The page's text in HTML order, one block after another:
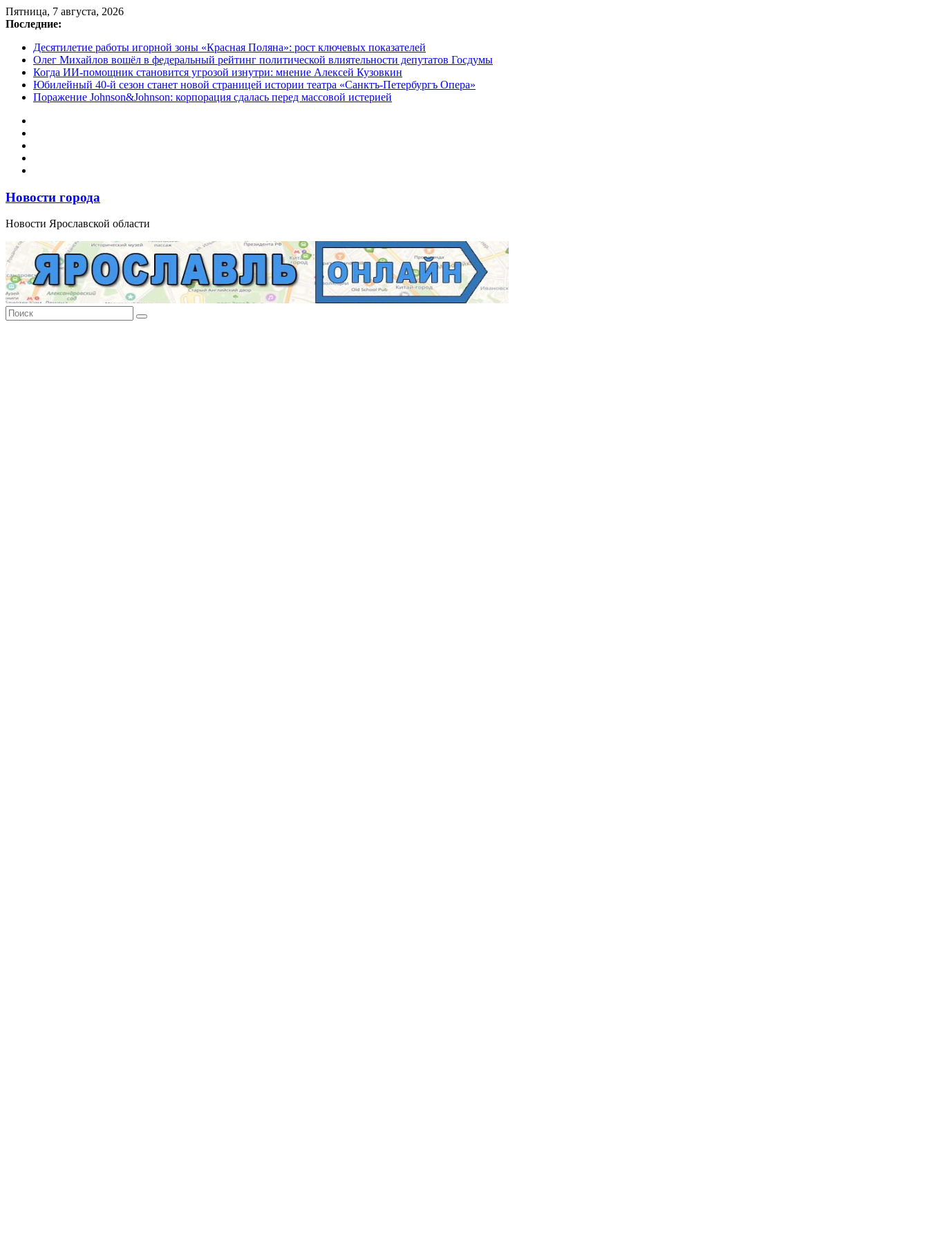
Перейти
к
Пятница, 7 августа, 2026
Последние:
Десятилетие работы игорной зоны «Красная Поляна»: рост ключевых показателей
Олег Михайлов вошёл в федеральный рейтинг политической влиятельности депутатов Госдумы
Когда ИИ-помощник становится угрозой изнутри: мнение Алексей Кузовкин
Юбилейный 40-й сезон станет новой страницей истории театра «Санктъ-Петербургъ Опера»
Поражение Johnson&Johnson: корпорация сдалась перед массовой истерией
Новости города
Новости Ярославской области